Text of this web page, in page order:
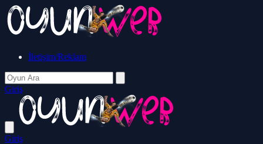
İletişim/Reklam
Giriş
Giriş